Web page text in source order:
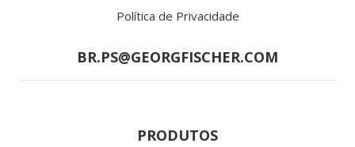
Política de Privacidade
BR.PS@GEORGFISCHER.COM
PRODUTOS